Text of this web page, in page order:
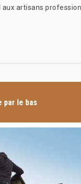
artisans
par le bas